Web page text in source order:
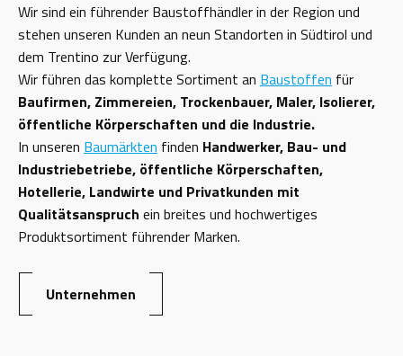
Wir sind ein führender Baustoffhändler in der Region und
stehen unseren Kunden an neun Standorten in Südtirol und
dem Trentino zur Verfügung.
Wir führen das komplette Sortiment an Baustoffen für
Baufirmen, Zimmereien, Trockenbauer, Maler, Isolierer,
öffentliche Körperschaften und die Industrie.
In unseren Baumärkten finden Handwerker, Bau- und
Industriebetriebe, öffentliche Körperschaften,
Hotellerie, Landwirte und Privatkunden mit
Qualitätsanspruch ein breites und hochwertiges
Produktsortiment führender Marken.
Unternehmen